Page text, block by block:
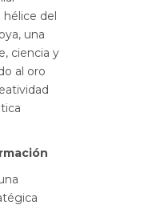
hélice del
una
ciencia y
al oro